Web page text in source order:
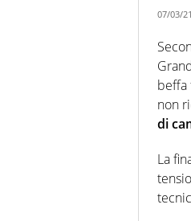
07/03/
beffa
non
di
La